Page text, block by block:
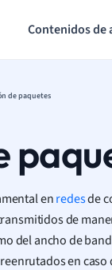
Contenidos de
de paquetes
enredesde
de
del ancho de
en caso